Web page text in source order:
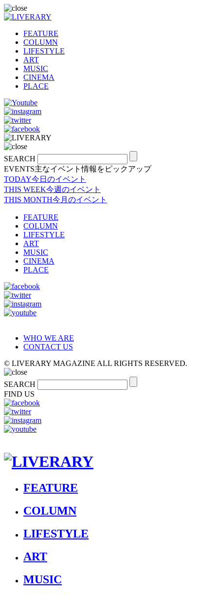
FEATURE
COLUMN
LIFESTYLE
ART
MUSIC
CINEMA
PLACE
SEARCH
EVENTS主なイベント情報をピックアップ
TODAY今日のイベント
THIS WEEK今週のイベント
THIS MONTH今月のイベント
FEATURE
COLUMN
LIFESTYLE
ART
MUSIC
CINEMA
PLACE
WHO WE ARE
CONTACT US
© LIVERARY MAGAZINE ALL RIGHTS RESERVED.
SEARCH
FIND US
FEATURE
COLUMN
LIFESTYLE
ART
MUSIC